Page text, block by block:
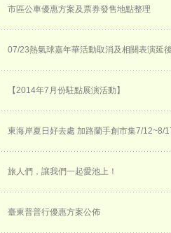
市區公車優惠方案及票券發售地點整理
07/23熱氣球嘉年華活動取消及相關表演延
【2014年7月份駐點展演活動】
東海岸夏日好去處 加路蘭手創市集7/12~8/
旅人們，讓我們一起愛池上！
臺東普普行優惠方案公佈